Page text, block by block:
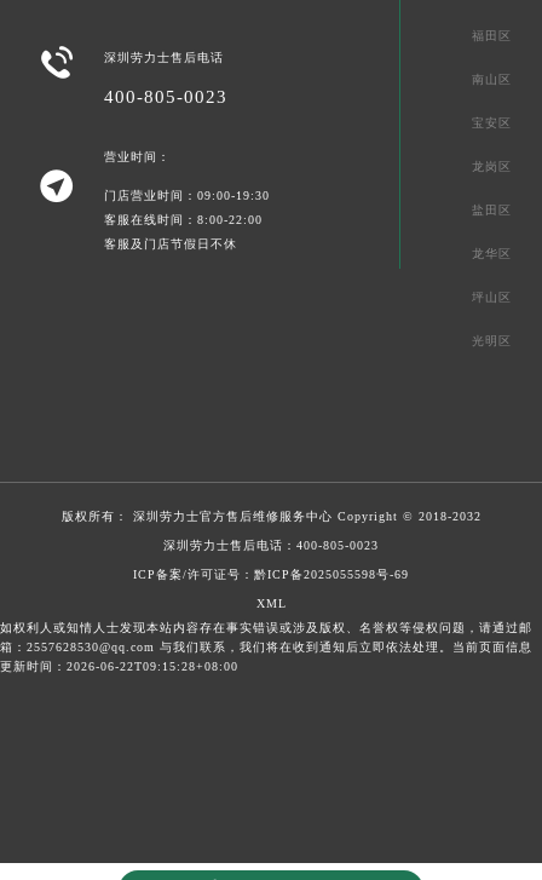
 深圳劳力士售后电话
400-805-0023

营业时间：
门店营业时间：09:00-19:30
客服在线时间：8:00-22:00
客服及门店节假日不休
福田区
南山区
宝安区
龙岗区
盐田区
龙华区
坪山区
光明区
版权所有： 深圳劳力士官方售后维修服务中心 Copyright © 2018-2032
深圳劳力士售后电话： 400-805-0023
ICP备案/许可证号：黔ICP备2025055598号-69
XML
如权利人或知情人士发现本站内容存在事实错误或涉及版权、名誉权等侵权问题，请通过邮
箱：2557628530@qq.com 与我们联系，我们将在收到通知后立即依法处理。当前页面信息
更新时间：2026-06-22T09:15:28+08:00